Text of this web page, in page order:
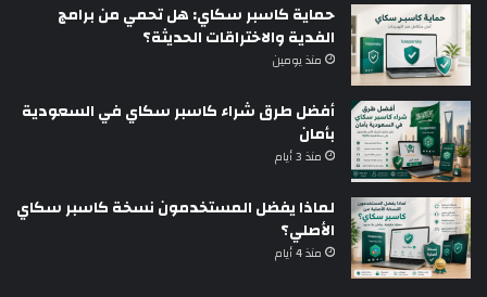
حماية كاسبر سكاي: هل تحمي من برامج
الفدية والاختراقات الحديثة؟
منذ يومين
أفضل طرق شراء كاسبر سكاي في السعودية
بأمان
منذ 3 أيام
لماذا يفضل المستخدمون نسخة كاسبر سكاي
الأصلي؟
منذ 4 أيام